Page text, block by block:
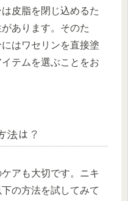
皮脂を閉じ込めるた
あります。そのた
はワセリンを直接塗
テムを選ぶことをお
法は？
アも大切です。ニキ
の方法を試してみて